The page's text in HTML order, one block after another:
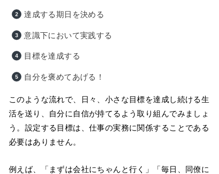
達成する期日を決める
意識下において実践する
目標を達成する
自分を褒めてあげる！
このような流れで、日々、小さな目標を達成し続ける生
活を送り、自分に自信が持てるよう取り組んでみましょ
う。設定する目標は、仕事の実務に関係することである
必要はありません。
例えば、「まずは会社にちゃんと行く」「毎日、同僚に